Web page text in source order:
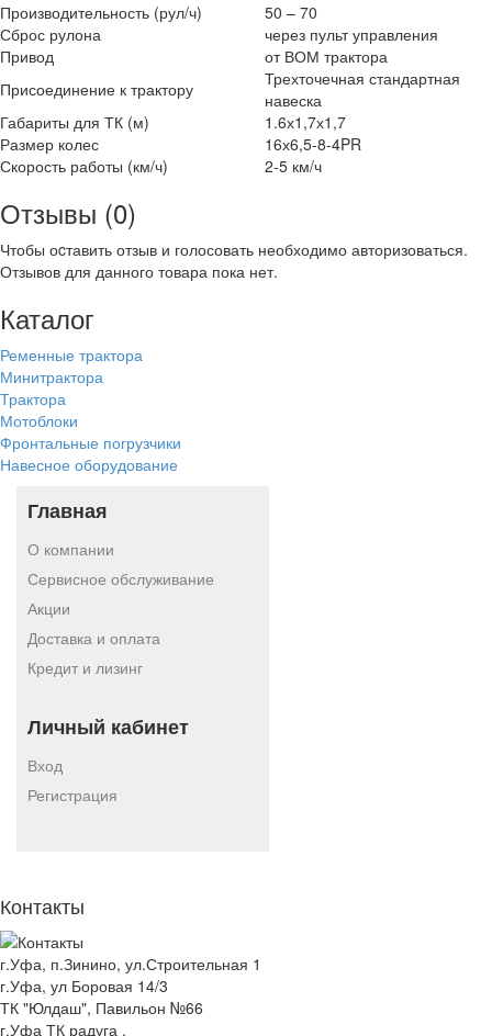
Производительность (рул/ч)
50 – 70
Сброс рулона
через пульт управления
Привод
от ВОМ трактора
Присоединение к трактору
Трехточечная стандартная
навеска
Габариты для ТК (м)
1.6х1,7х1,7
Размер колес
16х6,5-8-4PR
Скорость работы (км/ч)
2-5 км/ч
Отзывы (0)
Чтобы оcтавить отзыв и голосовать необходимо авторизоваться.
Отзывов для данного товара пока нет.
Каталог
Ременные трактора
Минитрактора
Трактора
Мотоблоки
Фронтальные погрузчики
Навесное оборудование
Главная
О компании
Сервисное обслуживание
Акции
Доставка и оплата
Кредит и лизинг
Личный кабинет
Вход
Регистрация
Контакты
г.Уфа, п.Зинино, ул.Строительная 1
г.Уфа, ул Боровая 14/3
ТК "Юлдаш", Павильон №66
г.Уфа ТК радуга ,